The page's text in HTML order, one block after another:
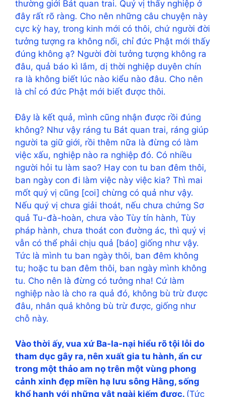
thường giới Bát quan trai. Quý vị thấy nghiệp ở
đây rất rõ ràng. Cho nên những câu chuyện này
cực kỳ hay, trong kinh mới có thôi, chứ người đời
tưởng tượng ra không nổi, chỉ đức Phật mới thấy
đúng không ạ? Người đời tưởng tượng không ra
đâu, quả báo kì lắm, dị thời nghiệp duyên chín
ra là không biết lúc nào kiểu nào đâu. Cho nên
là chỉ có đức Phật mới biết được thôi.
Đây là kết quả, mình cũng nhận được rồi đúng
không? Như vậy ráng tu Bát quan trai, ráng giúp
người ta giữ giới, rồi thêm nữa là đừng có làm
việc xấu, nghiệp nào ra nghiệp đó. Có nhiều
người hỏi tu làm sao? Hay con tu ban đêm thôi,
ban ngày con đi làm việc này việc kia? Thì mai
mốt quý vị cũng [coi] chừng có quả như vậy.
Nếu quý vị chưa giải thoát, nếu chưa chứng Sơ
quả Tu-đà-hoàn, chưa vào Tùy tín hành, Tùy
pháp hành, chưa thoát con đường ác, thì quý vị
vẫn có thể phải chịu quả [báo] giống như vậy.
Tức là mình tu ban ngày thôi, ban đêm không
tu; hoặc tu ban đêm thôi, ban ngày mình không
tu. Cho nên là đừng có tưởng nha! Cứ làm
nghiệp nào là cho ra quả đó, không bù trừ được
đâu, nhân quả không bù trừ được, giống như
chỗ này.
Vào thời ấy, vua xứ Ba-la-nại hiểu rõ tội lỗi do
tham dục gây ra, nên xuất gia tu hành, ẩn cư
trong một thảo am nọ trên một vùng phong
cảnh xinh đẹp miền hạ lưu sông Hằng, sống
khổ hạnh với những vật ngài kiếm được. (Tức